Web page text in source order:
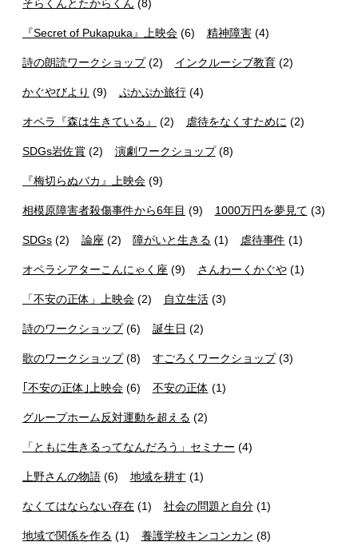
そらくんとたからくん (8)
『Secret of Pukapuka』上映会 (6) 精神障害(4)
詩の朗読ワークショップ(2) インクルーシブ教育(2)
かぐやびより (9) ぷかぷか旅行(4)
オペラ『森は生きている』 (2) 虐待をなくすために (2)
SDGs岩佐賞 (2) 演劇ワークショップ(8)
『梅切らぬバカ』上映会 (9)
相模原障害者殺傷事件から6年目 (9) 1000万円を夢見て (3)
SDGs (2) 論座 (2) 障がいと生きる (1) 虐待事件 (1)
オペラシアターこんにゃく座 (9) さんわーくかぐや(1)
「不安の正体」上映会 (2) 自立生活(3)
詩のワークショップ(6) 誕生日 (2)
歌のワークショップ(8) すごろくワークショップ(3)
｢不安の正体｣上映会 (6) 不安の正体 (1)
グループホーム反対運動を超える (2)
「ともに生きるってなんだろう」セミナー (4)
上野さんの物語 (6) 地域を耕す (1)
なくてはならない存在 (1) 社会の問題と自分(1)
地域で関係を作る (1) 養護学校キンコンカン (8)